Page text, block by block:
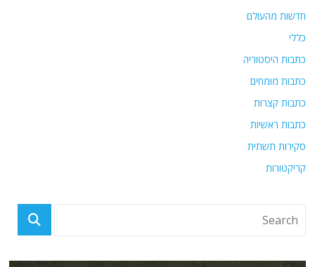
חדשות מהעולם
כללי
כתבות היסטוריה
כתבות מומחים
כתבות קצרות
כתבות ראשיות
סקירות תשתית
קריקטורות